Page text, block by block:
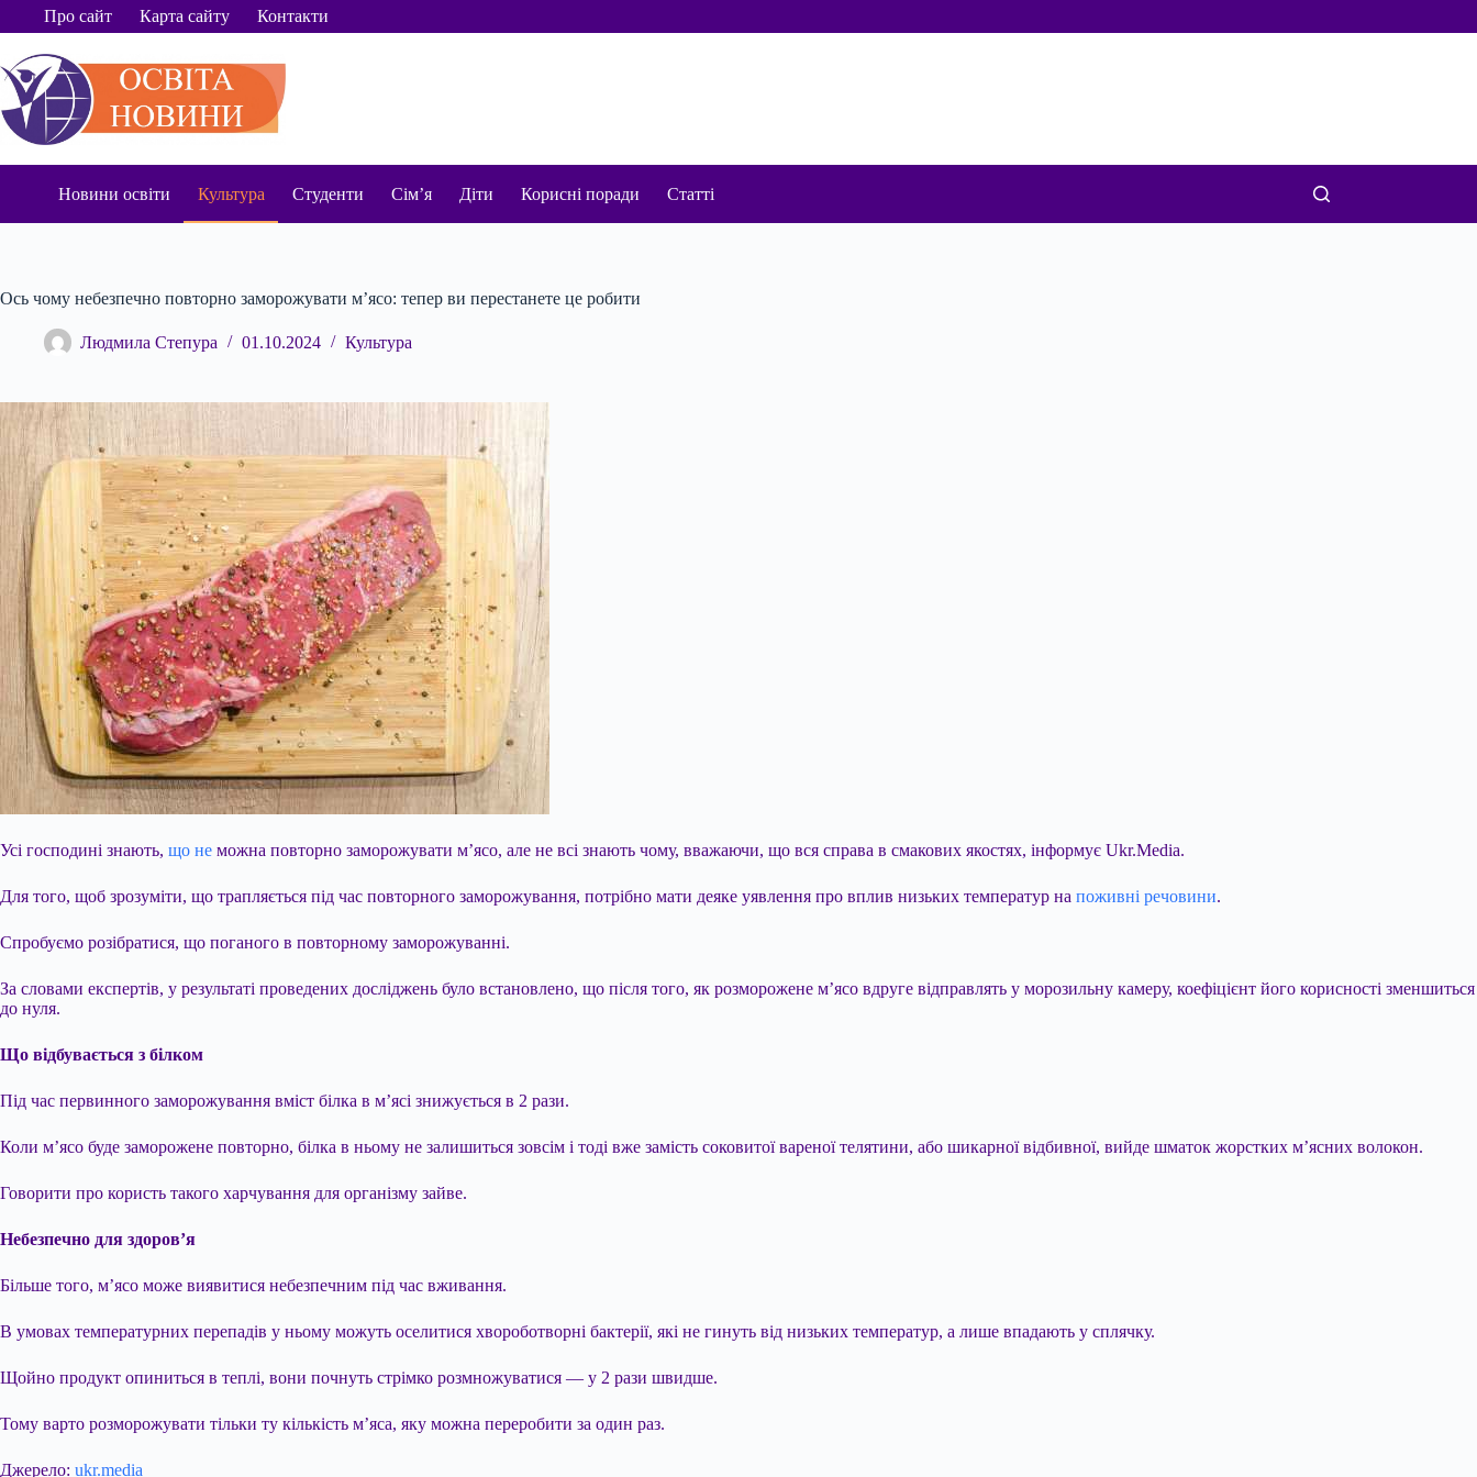
ПерейтиПро сайт Карта сайту Контакти
Новини освіти Культура Студенти Сім’я Діти Корисні поради Статті
Ось чому небезпечно повторно заморожувати м’ясо: тепер ви перестанете це робити
Людмила Степура 01.10.2024 Культура
Усі господині знають, що не можна повторно заморожувати м’ясо, але не всі знають чому, вважаючи, що вся справа в смакових якостях, інформує Ukr.Media.
Для того, щоб зрозуміти, що трапляється під час повторного заморожування, потрібно мати деяке уявлення про вплив низьких температур на поживні речовини.
Спробуємо розібратися, що поганого в повторному заморожуванні.
За словами експертів, у результаті проведених досліджень було встановлено, що після того, як розморожене м’ясо вдруге відправлять у морозильну камеру, коефіцієнт його корисності зменшиться
до нуля.
Що відбувається з білком
Під час первинного заморожування вміст білка в м’ясі знижується в 2 рази.
Коли м’ясо буде заморожене повторно, білка в ньому не залишиться зовсім і тоді вже замість соковитої вареної телятини, або шикарної відбивної, вийде шматок жорстких м’ясних волокон.
Говорити про користь такого харчування для організму зайве.
Небезпечно для здоров’я
Більше того, м’ясо може виявитися небезпечним під час вживання.
В умовах температурних перепадів у ньому можуть оселитися хвороботворні бактерії, які не гинуть від низьких температур, а лише впадають у сплячку.
Щойно продукт опиниться в теплі, вони почнуть стрімко розмножуватися — у 2 рази швидше.
Тому варто розморожувати тільки ту кількість м’яса, яку можна переробити за один раз.
Джерело: ukr.media